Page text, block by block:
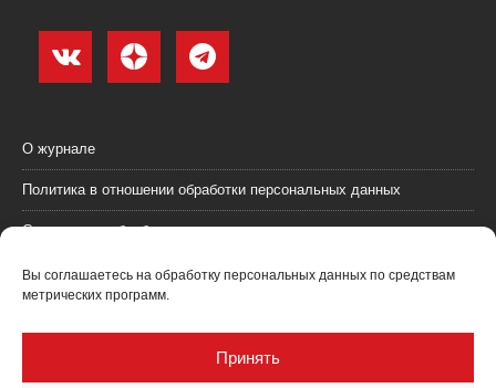
Вы соглашаетесь на обработку персональных данных по средствам
метрических программ.
Принять
О журнале
Политика в отношении обработки персональных данных
Согласие на обработку персональных данных
Пользовательское соглашение (оферта)